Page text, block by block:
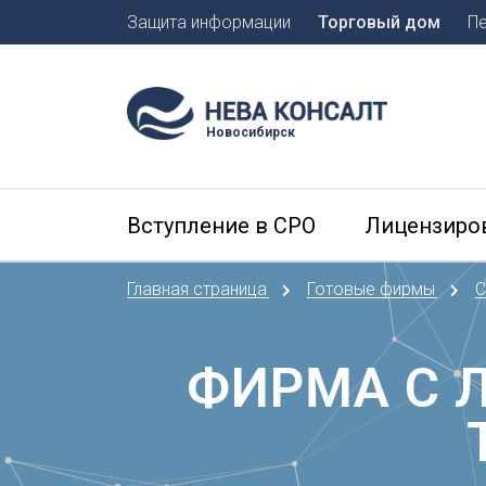
Барнаул
Белгород
Брянск
В
Защита информации Торговый дом
Новосибирск
Вступление в СРО
Главная страница Готовые фирмы
ФИРМА С